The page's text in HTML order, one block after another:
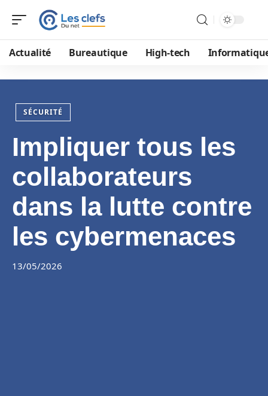
Actualité Bureautique High-tech
SÉCURITÉ
Impliquer tous les
collaborateurs
dans la lutte contre
les cybermenaces
13/05/2026